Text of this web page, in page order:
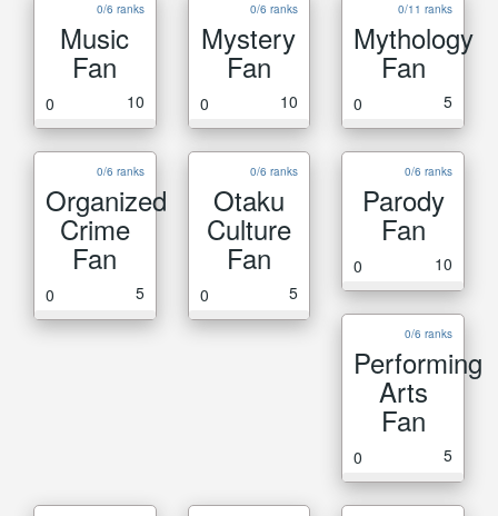
0/6 ranks
Music
Fan
0 10
0/6 ranks
Mystery
Fan
0 10
0/11 ranks
Mythology
Fan
0 5
0/6 ranks
Organized
Crime
Fan
0 5
0/6 ranks
Otaku
Culture
Fan
0 5
0/6 ranks
Parody
Fan
0 10
0/6 ranks
Performing
Arts
Fan
0 5